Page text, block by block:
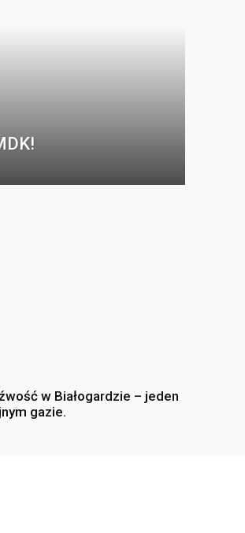
w Białogardzie – jeden
gazie.